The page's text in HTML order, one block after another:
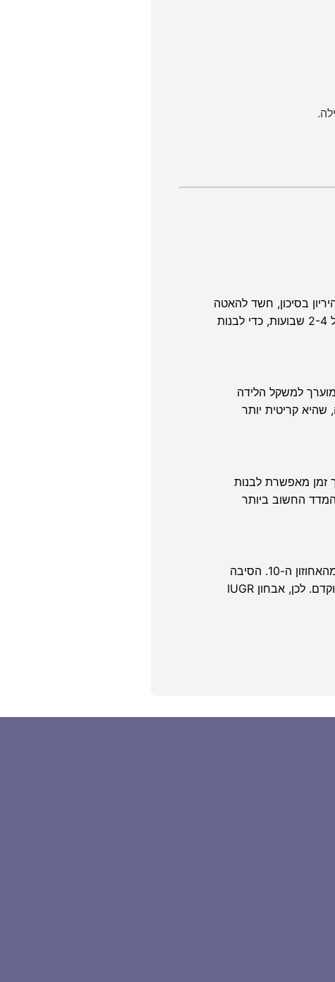
בסיכון, חשד להאטה
בגדילה או ריבוי עוברים, הרופא המטפל ימליץ על תדירות גבוהה יותר. במקרים אלה, הערכה עשויה להתבצע לעיתים כל 2-4 שבועות, כדי לבנות
של כ-10-15%. ייתכן פער בין המשקל המוערך למשקל הלידה
קריטית יותר
זמן מאפשרת לבנות
החשוב ביותר
IUGR (Intrauterine Growth Restriction) הוא מצב שבו העובר אינו ממצה את פוטנציאל הגדילה שלו, ומשקלו נמוך מהאחוזון ה-10. הסיבה
השכיחה ביותר היא אי-ספיקה שלייתית. בנוסף, הסיכונים כוללים רמות חמצן נמוכות יותר בלידה וצורך אפשרי ביילוד מוקדם. לכן, אבחון IUGR